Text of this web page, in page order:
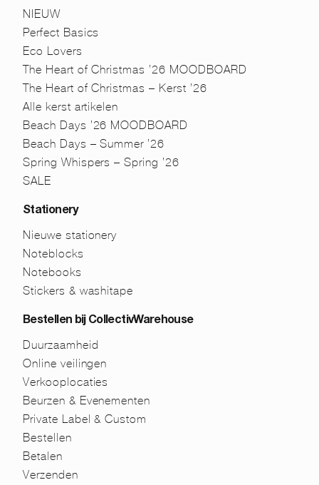
NIEUW
Perfect Basics
Eco Lovers
The Heart of Christmas ’26 MOODBOARD
The Heart of Christmas – Kerst ’26
Alle kerst artikelen
Beach Days ’26 MOODBOARD
Beach Days – Summer ’26
Spring Whispers – Spring ’26
SALE
Stationery
Nieuwe stationery
Noteblocks
Notebooks
Stickers & washitape
Bestellen bij CollectivWarehouse
Duurzaamheid
Online veilingen
Verkooplocaties
Beurzen & Evenementen
Private Label & Custom
Bestellen
Betalen
Verzenden